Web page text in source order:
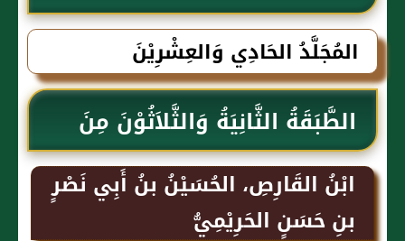
الذهبي
المُجَلَّدُ الحَادِي وَالعِشْرِيْنَ
الطَّبَقَةُ الثَّانِيَةُ وَالثَّلاَثُوْنَ مِنَ
التَّابِعِيْنَ
ابْنُ القَارِصِ، الحُسَيْنُ بنُ أَبِي نَصْرٍ
بنِ حَسَنٍ الحَرِيْمِيُّ